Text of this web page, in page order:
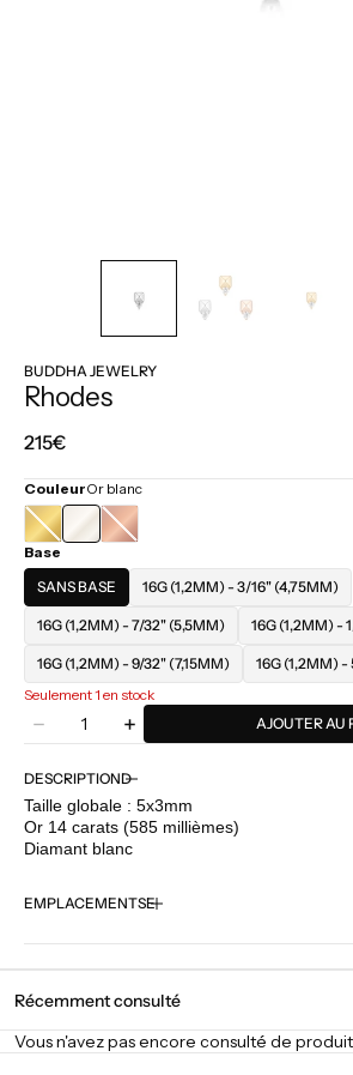
BUDDHA JEWELRY
Rhodes
Prix
215€
CouleurOr blanc
OR
JAUNE
OR
Base
SANS BASE
16G (1,2MM) - 3/16" (4,75MM)
16G (1,2MM) - 7/32" (5,5MM) 16G (1,2MM) -
16G (1,2MM) - 9/32" (7,15MM)
16G (1,2MM)
Seulement 1 en stock
Diminuer
quantité
pour
Buddha
Jewelry
Quantité
Augmenter
quantité
pour
Buddha
Jewelry
AJOUTER AU
DESCRIPTION
Taille globale : 5x3mm
Or 14 carats (585 millièmes)
Diamant blanc
EMPLACEMENTS
Récemment consulté
Vous n'avez pas encore consulté de